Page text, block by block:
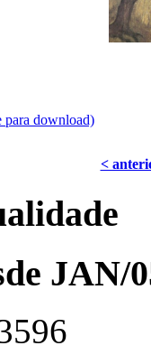
para download)
<
JAN/